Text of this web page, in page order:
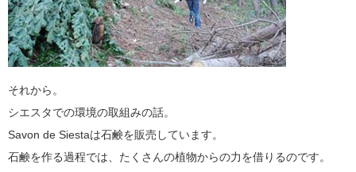
それから。
シエスタでの環境の取組みの話。
Savon de Siestaは石鹸を販売しています。
石鹸を作る過程では、たくさんの植物からの力を借りるのです。